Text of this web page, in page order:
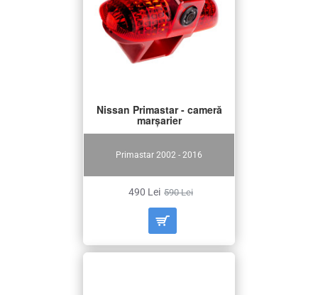
Primastar 2002 - 2016
Nissan Primastar - cameră
marșarier
490 Lei 590 Lei